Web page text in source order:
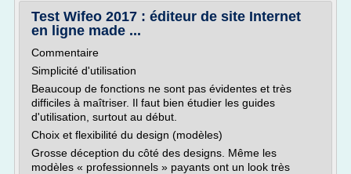
Test Wifeo 2017 : éditeur de site Internet
en ligne made ...
Commentaire
Simplicité d'utilisation
Beaucoup de fonctions ne sont pas évidentes et très
difficiles à maîtriser. Il faut bien étudier les guides
d'utilisation, surtout au début.
Choix et flexibilité du design (modèles)
Grosse déception du côté des designs. Même les
modèles « professionnels » payants ont un look très